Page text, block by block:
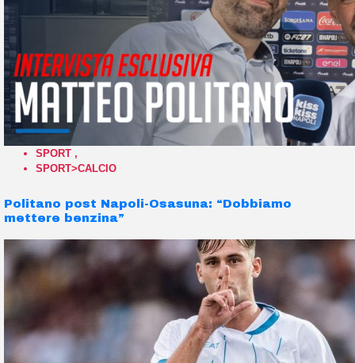
SPORT ,
SPORT>CALCIO
Politano post Napoli-Osasuna: “Dobbiamo
mettere benzina”